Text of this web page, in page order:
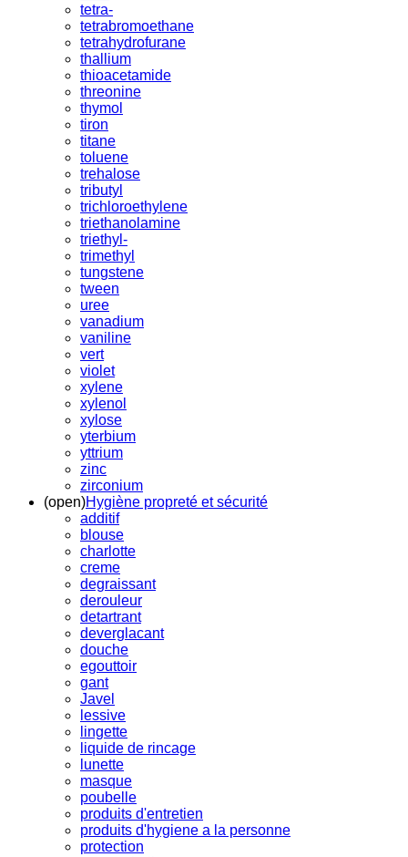
tetra-
tetrabromoethane
tetrahydrofurane
thallium
thioacetamide
threonine
thymol
tiron
titane
toluene
trehalose
tributyl
trichloroethylene
triethanolamine
triethyl-
trimethyl
tungstene
tween
uree
vanadium
vaniline
vert
violet
xylene
xylenol
xylose
yterbium
yttrium
zinc
zirconium
(open)Hygiène propreté et sécurité
additif
blouse
charlotte
creme
degraissant
derouleur
detartrant
deverglacant
douche
egouttoir
gant
Javel
lessive
lingette
liquide de rincage
lunette
masque
poubelle
produits d'entretien
produits d'hygiene a la personne
protection